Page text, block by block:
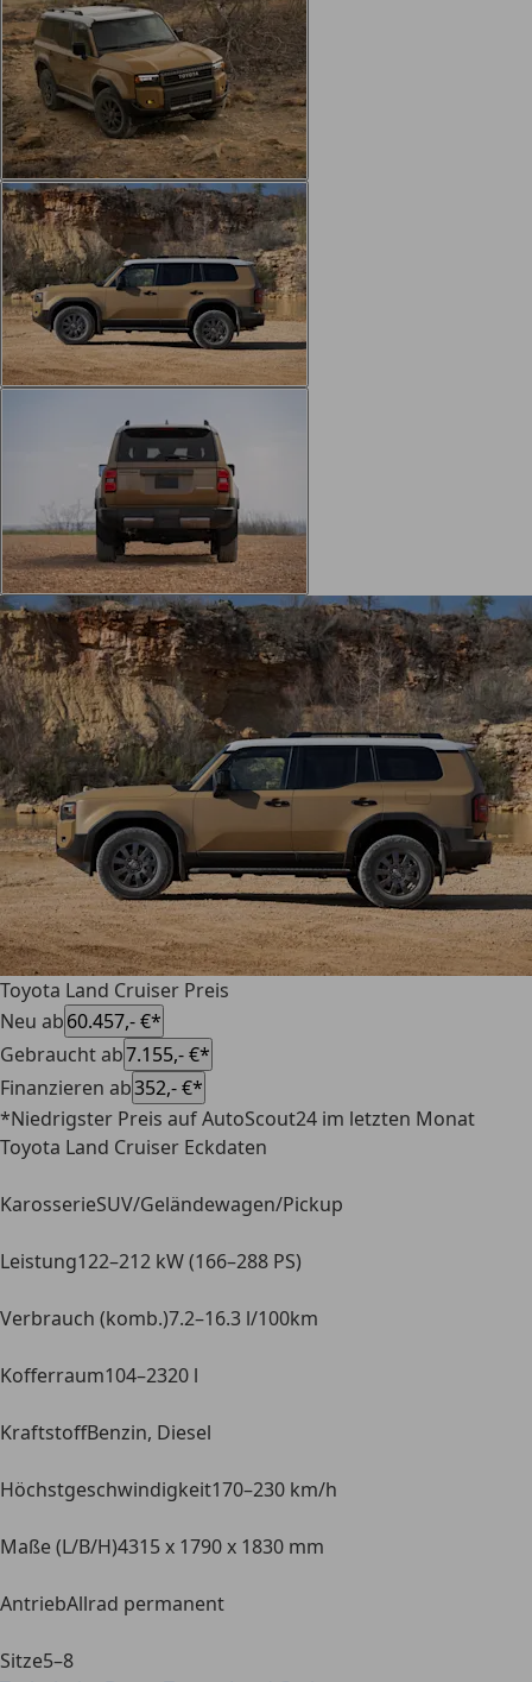
Toyota Land Cruiser Preis
Neu ab60.457,- €*
Gebraucht ab7.155,- €*
Finanzieren ab352,- €*
*Niedrigster Preis auf AutoScout24 im letzten Monat
Toyota Land Cruiser Eckdaten
KarosserieSUV/Geländewagen/Pickup
Leistung122–212 kW (166–288 PS)
Verbrauch (komb.)7.2–16.3 l/100km
Kofferraum104–2320 l
KraftstoffBenzin, Diesel
Höchstgeschwindigkeit170–230 km/h
Maße (L/B/H)4315 x 1790 x 1830 mm
AntriebAllrad permanent
Sitze5–8